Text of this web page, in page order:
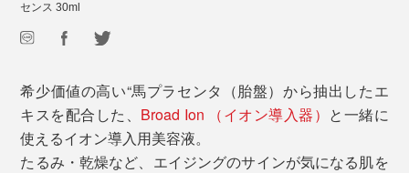
センス 30ml
希少価値の高い“馬プラセンタ（胎盤）から抽出したエ
キスを配合した、 Broad Ion （イオン導入器） と一緒に
使えるイオン導入用美容液。
たるみ・乾燥など、エイジングのサインが気になる肌を